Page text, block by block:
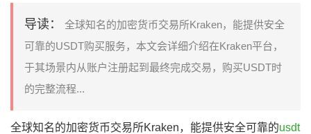
导读：
全球知名的加密货币交易所Kraken，能提供安全
可靠的USDT购买服务，本文会详细介绍在Kraken平台，
于其场景内从账户注册起到最终完成交易，购买USDT时
的完整流程...
全球知名的加密货币交易所Kraken，能提供安全可靠的usdt